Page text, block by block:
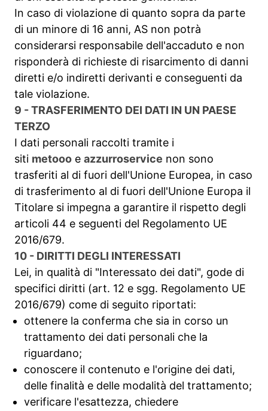
In caso di violazione di quanto sopra da parte
di un minore di 16 anni, AS non potrà
considerarsi responsabile dell'accaduto e non
risponderà di richieste di risarcimento di danni
diretti e/o indiretti derivanti e conseguenti da
tale violazione.
9 - TRASFERIMENTO DEI DATI IN UN PAESE
TERZO
I dati personali raccolti tramite i
siti metooo e azzurroservice non sono
trasferiti al di fuori dell'Unione Europea, in caso
di trasferimento al di fuori dell'Unione Europa il
Titolare si impegna a garantire il rispetto degli
articoli 44 e seguenti del Regolamento UE
2016/679.
10 - DIRITTI DEGLI INTERESSATI
Lei, in qualità di "Interessato dei dati", gode di
specifici diritti (art. 12 e sgg. Regolamento UE
2016/679) come di seguito riportati:
ottenere la conferma che sia in corso un
trattamento dei dati personali che la
riguardano;
conoscere il contenuto e l'origine dei dati,
delle finalità e delle modalità del trattamento;
verificare l'esattezza, chiedere